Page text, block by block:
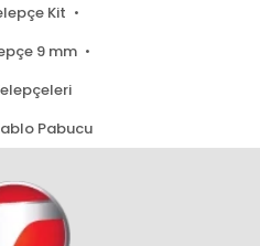
Kit
9 mm
Pabucu